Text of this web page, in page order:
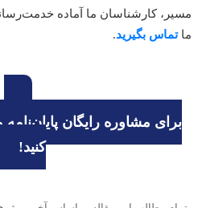
کارشناسان ما آماده خدمت‌رسانی
بگیرید.
مشاوره رایگان پایان‌نامه
کنید!